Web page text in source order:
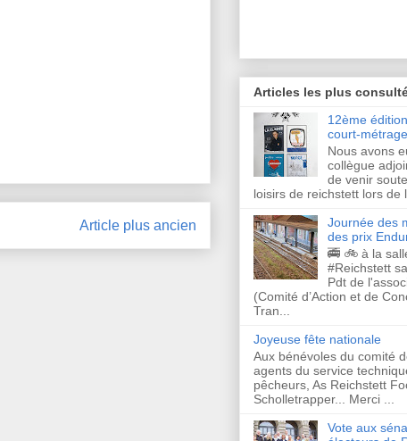
Article plus ancien
Articles les plus
12ème
court-
Nous avons
collègue
de venir
loisirs de reichstett lors de
Journée des
des prix
🚎 🚲 à la
#Reichstett
Pdt de
(Comité d’Action et de
Tran...
Joyeuse fête nationale
Aux bénévoles du comité
agents du service
pêcheurs, As Reichstett
Scholletrapper... Merci ...
Vote aux